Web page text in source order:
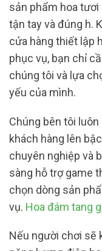
sản phẩm hoa
tận tay và đúng h.
cửa hàng thiết lập
phục vụ, bạn chỉ
chúng tôi và lựa
yếu của mình.
Chúng bên tôi
khách hàng lên
chuyên nghiệp và
sàng hỗ trợ game
chọn dòng sản
vụ. Hoa đám tang
Nếu người chơi sẽ